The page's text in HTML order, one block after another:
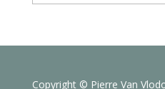
Copyright © Pierre Van